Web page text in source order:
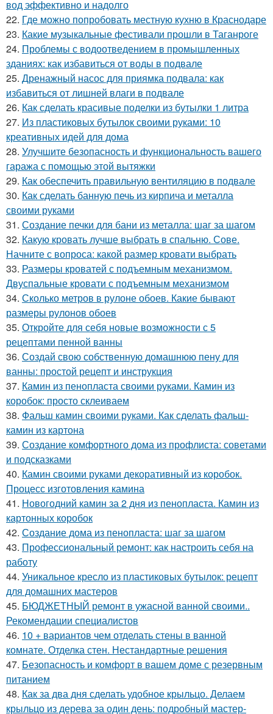
вод эффективно и надолго
22. Где можно попробовать местную кухню в Краснодаре
23. Какие музыкальные фестивали прошли в Таганроге
24. Проблемы с водоотведением в промышленных
зданиях: как избавиться от воды в подвале
25. Дренажный насос для приямка подвала: как
избавиться от лишней влаги в подвале
26. Как сделать красивые поделки из бутылки 1 литра
27. Из пластиковых бутылок своими руками: 10
креативных идей для дома
28. Улучшите безопасность и функциональность вашего
гаража с помощью этой вытяжки
29. Как обеспечить правильную вентиляцию в подвале
30. Как сделать банную печь из кирпича и металла
своими руками
31. Создание печки для бани из металла: шаг за шагом
32. Какую кровать лучше выбрать в спальню. Сове.
Начните с вопроса: какой размер кровати выбрать
33. Размеры кроватей с подъемным механизмом.
Двуспальные кровати с подъемным механизмом
34. Сколько метров в рулоне обоев. Какие бывают
размеры рулонов обоев
35. Откройте для себя новые возможности с 5
рецептами пенной ванны
36. Создай свою собственную домашнюю пену для
ванны: простой рецепт и инструкция
37. Камин из пенопласта своими руками. Камин из
коробок: просто склеиваем
38. Фальш камин своими руками. Как сделать фальш-
камин из картона
39. Создание комфортного дома из профлиста: советами
и подсказками
40. Камин своими руками декоративный из коробок.
Процесс изготовления камина
41. Новогодний камин за 2 дня из пенопласта. Камин из
картонных коробок
42. Создание дома из пенопласта: шаг за шагом
43. Профессиональный ремонт: как настроить себя на
работу
44. Уникальное кресло из пластиковых бутылок: рецепт
для домашних мастеров
45. БЮДЖЕТНЫЙ ремонт в ужасной ванной своими..
Рекомендации специалистов
46. 10 + вариантов чем отделать стены в ванной
комнате. Отделка стен. Нестандартные решения
47. Безопасность и комфорт в вашем доме с резервным
питанием
48. Как за два дня сделать удобное крыльцо. Делаем
крыльцо из дерева за один день: подробный мастер-